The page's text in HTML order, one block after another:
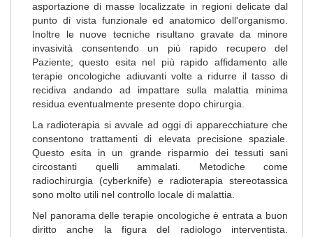
asportazione di masse localizzate in regioni delicate dal
punto di vista funzionale ed anatomico dell'organismo.
Inoltre le nuove tecniche risultano gravate da minore
invasività consentendo un più rapido recupero del
Paziente; questo esita nel più rapido affidamento alle
terapie oncologiche adiuvanti volte a ridurre il tasso di
recidiva andando ad impattare sulla malattia minima
residua eventualmente presente dopo chirurgia.
La radioterapia si avvale ad oggi di apparecchiature che
consentono trattamenti di elevata precisione spaziale.
Questo esita in un grande risparmio dei tessuti sani
circostanti quelli ammalati. Metodiche come
radiochirurgia (cyberknife) e radioterapia stereotassica
sono molto utili nel controllo locale di malattia.
Nel panorama delle terapie oncologiche è entrata a buon
diritto anche la figura del radiologo interventista.